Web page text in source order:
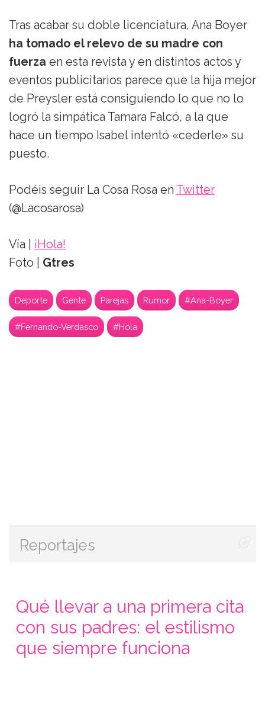
Tras acabar su doble licenciatura, Ana Boyer
ha tomado el relevo de su madre con
fuerza en esta revista y en distintos actos y
eventos publicitarios parece que la hija mejor
de Preysler está consiguiendo lo que no lo
logró la simpática Tamara Falcó, a la que
hace un tiempo Isabel intentó «cederle» su
puesto.
Podéis seguir La Cosa Rosa en Twitter
(@Lacosarosa)
Vía | ¡Hola!
Foto |
Gtres
Deporte Gente Parejas Rumor #Ana-Boyer
#Fernando-Verdasco #Hola
Reportajes
Qué llevar a una primera cita
con sus padres: el estilismo
que siempre funciona